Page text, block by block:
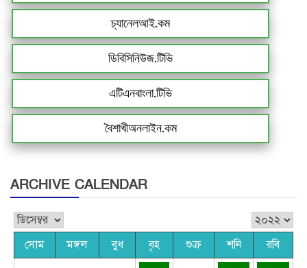
চ্যানেলআই.কম
ডিবিসিনিউজ.টিভি
এটিএনবাংলা.টিভি
বৈশাখীঅনলাইন.কম
ARCHIVE CALENDAR
সোম মঙ্গল বুধ বৃহ শুক্র শনি রবি